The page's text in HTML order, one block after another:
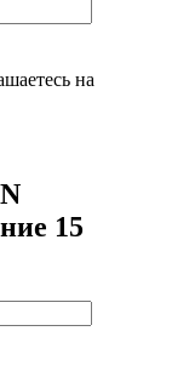
на
15